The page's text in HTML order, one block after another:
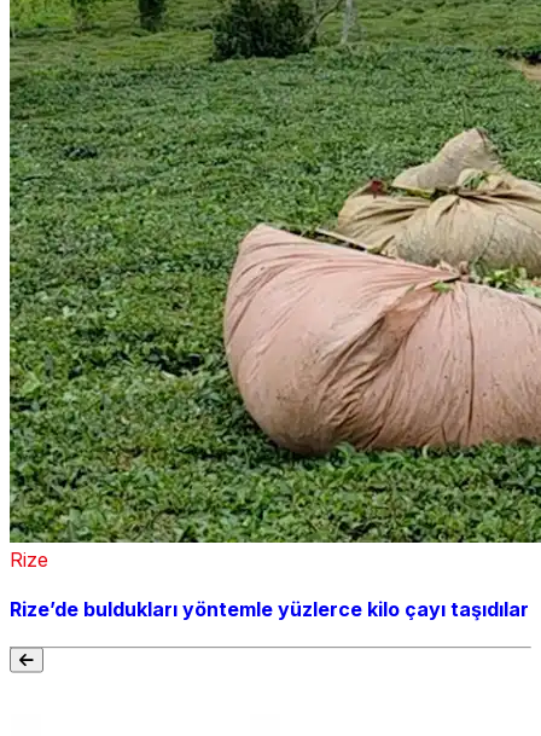
Rize
Rize’de buldukları yöntemle yüzlerce kilo çayı taşıdılar